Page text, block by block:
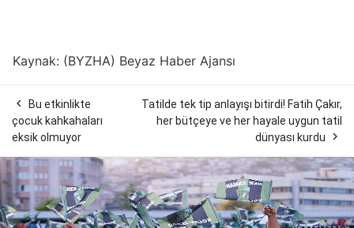
Kaynak: (BYZHA) Beyaz Haber Ajansı

Bu etkinlikte
çocuk kahkahaları
eksik olmuyor
Tatilde tek tip anlayışı bitirdi! Fatih Çakır,
her bütçeye ve her hayale uygun tatil
dünyası kurdu
